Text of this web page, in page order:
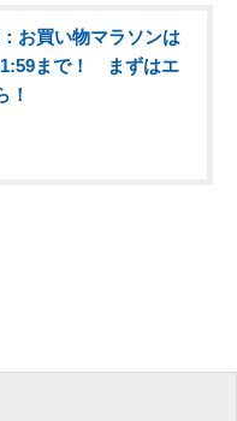
：お買い物マラソンは
まで！ まずはエ
！